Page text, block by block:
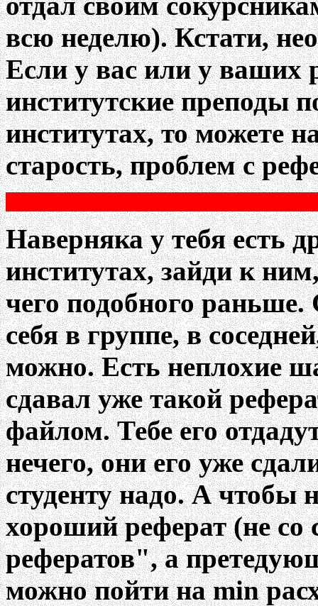
всю неделю). Кстати,
Если у вас или у ваших
институтские преподы
институтах, то можете
старость, проблем с
Наверняка у тебя есть
институтах, зайди к
чего подобного
себя в группе, в
можно. Есть неплохие
сдавал уже такой
файлом. Тебе его
нечего, они его уже
студенту надо. А чтобы
хороший реферат (не со
рефератов", а
можно пойти на min